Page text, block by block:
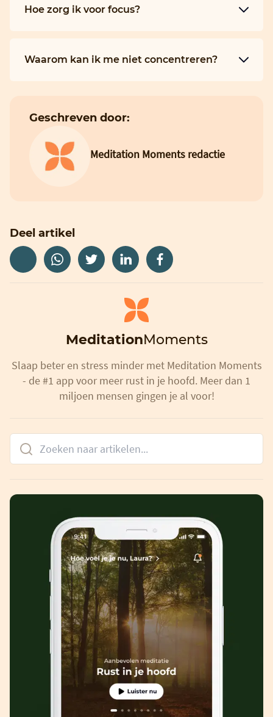
Hoe zorg ik voor focus?
Waarom kan ik me niet concentreren?
Geschreven door:
Meditation Moments redactie
Deel artikel
MeditationMoments
Slaap beter en stress minder met Meditation Moments
- de #1 app voor meer rust in je hoofd. Meer dan 1
miljoen mensen gingen je al voor!